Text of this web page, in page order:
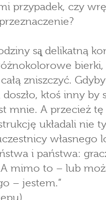
przypadek, czy
są̨ delikatną
zniszczyć.
ktoś inny by
mnie. A przecież tę
układali nie
własnego
i państwa:
mimo to – lub
– jestem.”